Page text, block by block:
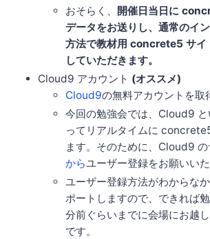
おそらく、
開催日当日に
データをお送りし、通常のイ
方法で教材用 concrete5 サイ
していただきます。
Cloud9 アカウント (オススメ)
Cloud9の無料アカウントを取
今回の勉強会では、Cloud9
ってリアルタイムに
ます。そのために、Cloud9
からユーザー登録をお願いいた
ユーザー登録方法がわからな
ポートしますので、できれば
分前ぐらいまでに会場にお越
です。